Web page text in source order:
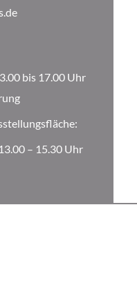
bis 17.00 Uhr
– 15.30 Uhr